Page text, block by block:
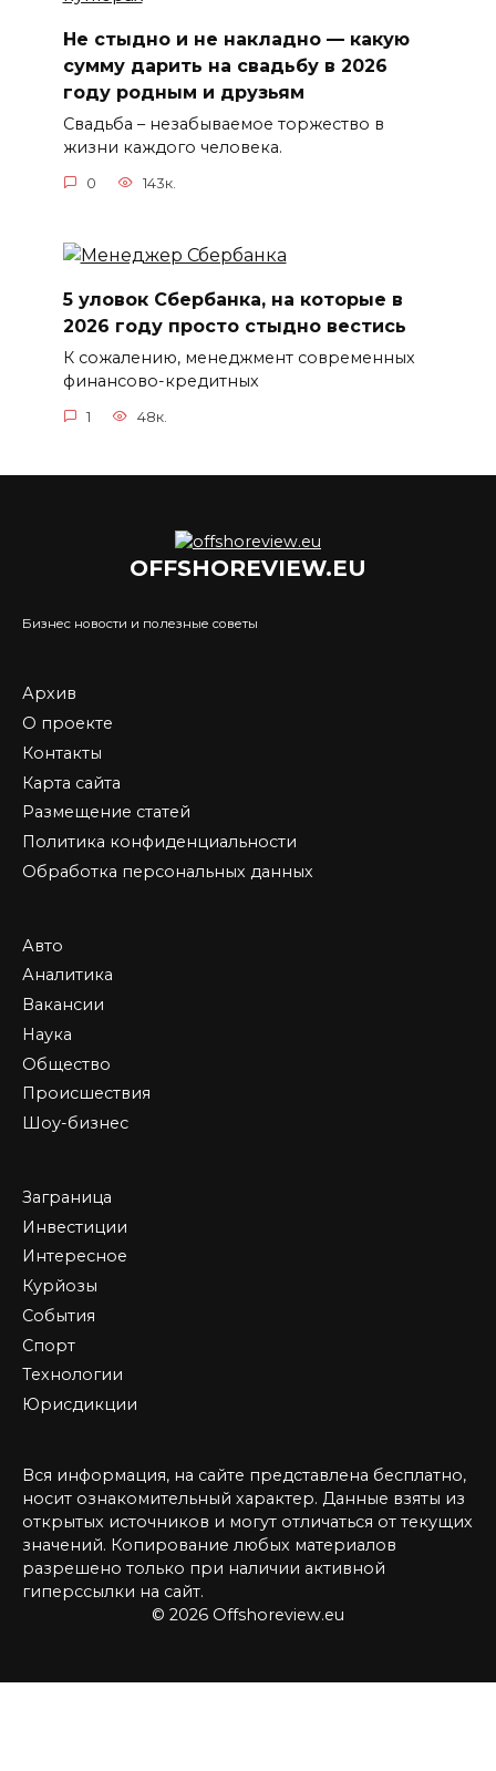
Не стыдно и не накладно — какую
сумму дарить на свадьбу в 2026
году родным и друзьям
Свадьба – незабываемое торжество в
жизни каждого человека.
0 143к.
5 уловок Сбербанка, на которые в
2026 году просто стыдно вестись
К сожалению, менеджмент современных
финансово-кредитных
1 48к.
OFFSHOREVIEW.EU
Бизнес новости и полезные советы
Архив
О проекте
Контакты
Карта сайта
Размещение статей
Политика конфиденциальности
Обработка персональных данных
Авто
Аналитика
Вакансии
Наука
Общество
Происшествия
Шоу-бизнес
Заграница
Инвестиции
Интересное
Курйозы
События
Спорт
Технологии
Юрисдикции
Вся информация, на сайте представлена бесплатно,
носит ознакомительный характер. Данные взяты из
открытых источников и могут отличаться от текущих
значений. Копирование любых материалов
разрешено только при наличии активной
гиперссылки на сайт.
© 2026 Offshoreview.eu